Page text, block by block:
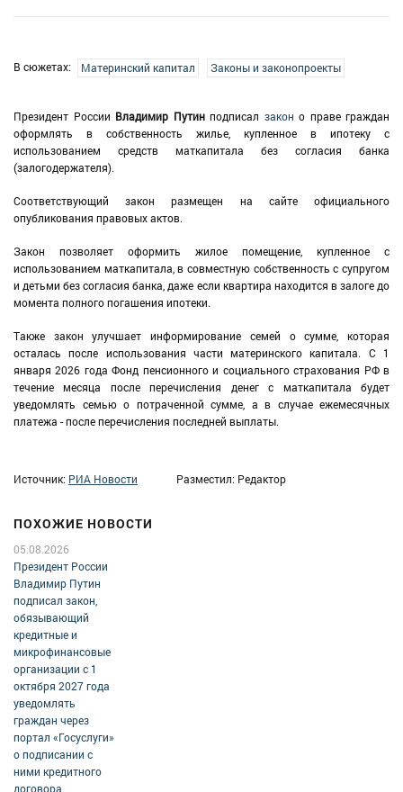
В сюжетах: Материнский капитал Законы и законопроекты
Президент России Владимир Путинподписал закон о праве граждан
оформлять в собственность жилье, купленное в ипотеку с
использованием средств маткапитала без согласия банка
(залогодержателя).
Соответствующий закон размещен на сайте официального
опубликования правовых актов.
Закон позволяет оформить жилое помещение, купленное с
использованием маткапитала, в совместную собственность с супругом
и детьми без согласия банка, даже если квартира находится в залоге до
момента полного погашения ипотеки.
Также закон улучшает информирование семей о сумме, которая
осталась после использования части материнского капитала. С 1
января 2026 года Фонд пенсионного и социального страхования РФ в
течение месяца после перечисления денег с маткапитала будет
уведомлять семью о потраченной сумме, а в случае ежемесячных
платежа - после перечисления последней выплаты.
Источник: РИА Новости Разместил: Редактор
ПОХОЖИЕ НОВОСТИ
05.08.2026
Президент России
Владимир Путин
подписал закон,
обязывающий
кредитные и
микрофинансовые
организации с 1
октября 2027 года
уведомлять
граждан через
портал «Госуслуги»
о подписании с
ними кредитного
договора